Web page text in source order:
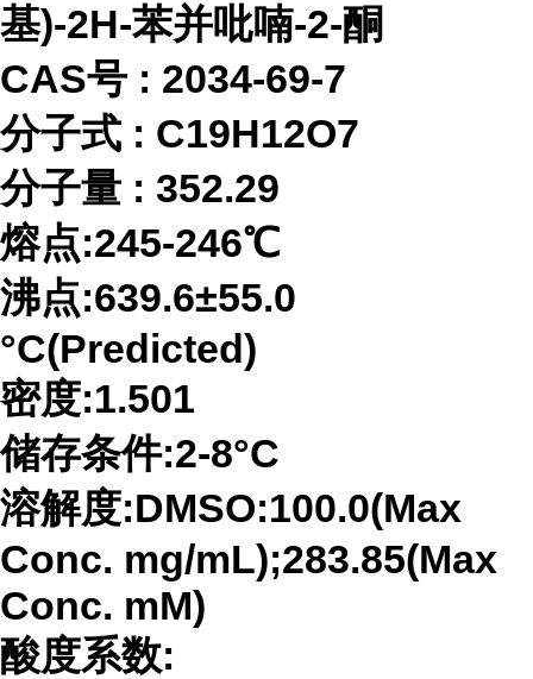
基)-2H-苯并吡喃-2-酮
CAS号 : 2034-69-7
分子式 : C19H12O7
分子量 : 352.29
熔点:245-246℃
沸点:639.6±55.0
°C(Predicted)
密度:1.501
储存条件:2-8°C
溶解度:DMSO:100.0(Max
Conc. mg/mL);283.85(Max
Conc. mM)
酸度系数: